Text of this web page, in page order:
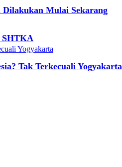
Dilakukan Mulai Sekarang
SHTKA
Tak Terkecuali Yogyakarta